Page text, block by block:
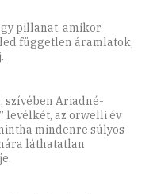
pillanat, amikor
független áramlatok,
szívében Ariadné-
levélkét, az orwelli év
mindenre súlyos
láthatatlan